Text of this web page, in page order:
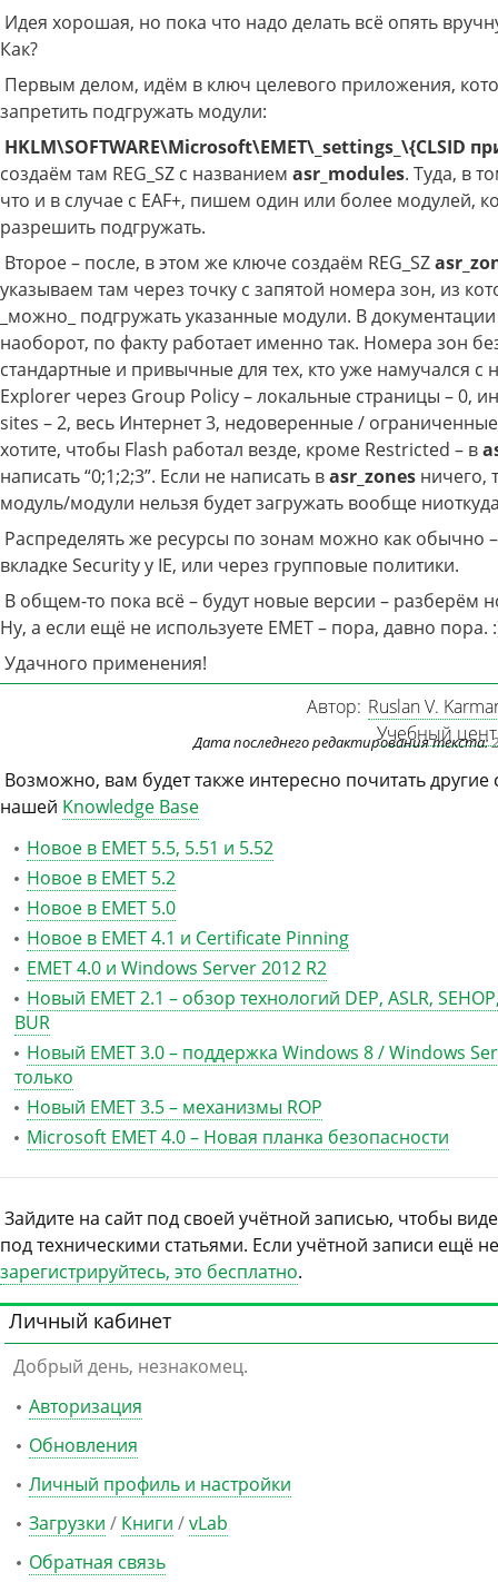
Идея хорошая, но пока что надо делать всё опять
Как?
Первым делом, идём в ключ целевого приложения,
запретить подгружать модули:
HKLM\SOFTWARE\Microsoft\EMET\_settings_\{CLSID
создаём там REG_SZ с названием asr_modules. Туда, в
что и в случае с EAF+, пишем один или более модулей,
разрешить подгружать.
Второе – после, в этом же ключе создаём REG_SZ
указываем там через точку с запятой номера зон, из
_можно_ подгружать указанные модули. В
наоборот, по факту работает именно так. Номера зон
стандартные и привычные для тех, кто уже намучался с
Explorer через Group Policy – локальные страницы – 0,
sites – 2, весь Интернет 3, недоверенные / ограниченные
хотите, чтобы Flash работал везде, кроме Restricted – в
написать “0;1;2;3”. Если не написать вasr_zones ничего,
модуль/модули нельзя будет загружать вообще
Распределять же ресурсы по зонам можно как обычно
вкладке Security у IE, или через групповые политики.
В общем-то пока всё – будут новые версии – разберём
Ну, а если ещё не используете EMET – пора, давно пора.
Удачного применения!
Автор: Ruslan V.
Учебный
Дата последнего редактирования текста:
Возможно, вам будет также интересно почитать другие
нашей Knowledge Base
Новое в EMET 5.5, 5.51 и 5.52
Новое в EMET 5.2
Новое в EMET 5.0
Новое в EMET 4.1 и Certificate Pinning
EMET 4.0 и Windows Server 2012 R2
Новый EMET 2.1 – обзор технологий DEP, ASLR,
BUR
Новый EMET 3.0 – поддержка Windows 8 / Windows
только
Новый EMET 3.5 – механизмы ROP
Microsoft EMET 4.0 – Новая планка безопасности
Зайдите на сайт под своей учётной записью, чтобы
под техническими статьями. Если учётной записи ещё
зарегистрируйтесь, это бесплатно.
Личный кабинет
Добрый день, незнакомец.
Авторизация
Обновления
Личный профиль и настройки
Загрузки / Книги /vLab
Обратная связь